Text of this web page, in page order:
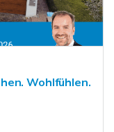
Wohlfühlen.